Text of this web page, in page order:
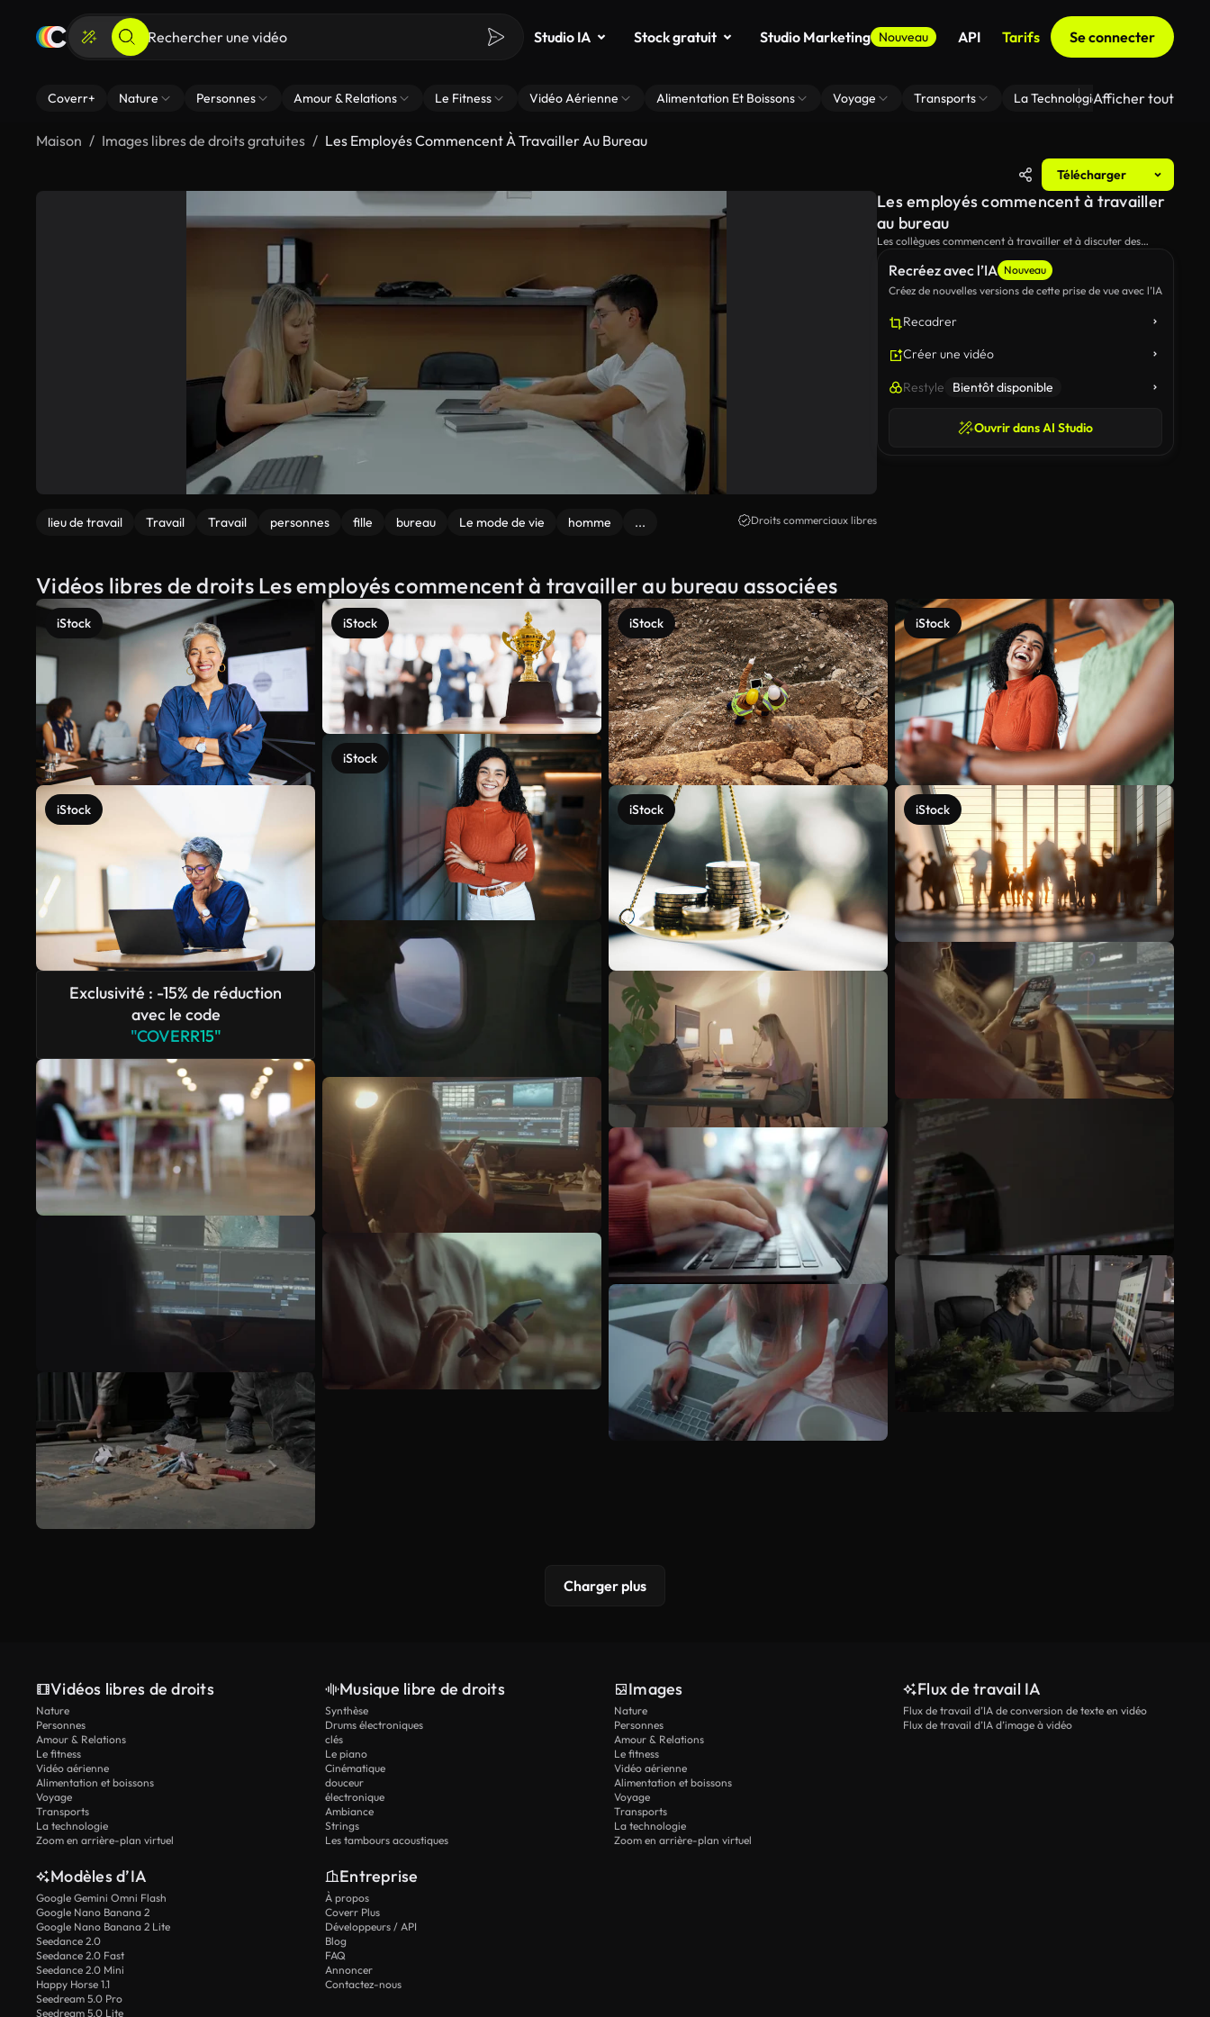
Studio IA Stock gratuit Studio Marketing Nouveau API Tarifs Se connecter
Coverr+ Nature Personnes Amour & Relations Le Fitness Vidéo Aérienne Alimentation Et Boissons Voyage Transports La Technologie Zoom En
Afficher tout
Maison Images libres de droits gratuites Les Employés Commencent À Travailler Au Bureau
Télécharger
lieu de travail Travail Travail personnes fille bureau Le mode de vie homme ... Droits commerciaux libres
Recréez avec l’IA Nouveau
Créez de nouvelles versions de cette prise de vue avec l’IA
Recadrer
Créer une vidéo
Restyle Bientôt disponible
Ouvrir dans AI Studio
Les employés commencent à travailler
au bureau
Les collègues commencent à travailler et à discuter des
Vidéos libres de droits Les employés commencent à travailler au bureau associées
iStock
iStock
Exclusivité : -15% de réduction
avec le code
"COVERR15"
iStock
iStock
iStock
iStock
iStock
iStock
Voir plus
Charger plus
Vidéos libres de droits
Nature
Personnes
Amour & Relations
Le fitness
Vidéo aérienne
Alimentation et boissons
Voyage
Transports
La technologie
Zoom en arrière-plan virtuel
Musique libre de droits
Synthèse
Drums électroniques
clés
Le piano
Cinématique
douceur
électronique
Ambiance
Strings
Les tambours acoustiques
Images
Nature
Personnes
Amour & Relations
Le fitness
Vidéo aérienne
Alimentation et boissons
Voyage
Transports
La technologie
Zoom en arrière-plan virtuel
Flux de travail IA
Flux de travail d’IA de conversion de texte en vidéo
Flux de travail d’IA d’image à vidéo
Modèles d’IA
Google Gemini Omni Flash
Google Nano Banana 2
Google Nano Banana 2 Lite
Seedance 2.0
Seedance 2.0 Fast
Seedance 2.0 Mini
Happy Horse 1.1
Seedream 5.0 Pro
Seedream 5.0 Lite
Entreprise
À propos
Coverr Plus
Développeurs / API
Blog
FAQ
Annoncer
Contactez-nous